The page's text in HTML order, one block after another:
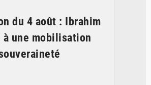
du 4 août : Ibrahim
à une mobilisation